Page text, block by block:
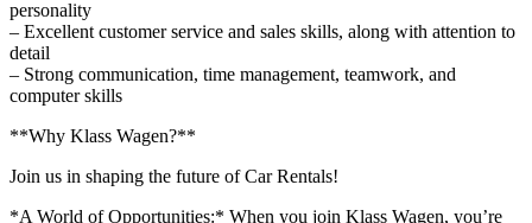
personality
– Excellent customer service and sales skills, along with attention to
detail
– Strong communication, time management, teamwork, and
computer skills
**Why Klass Wagen?**
Join us in shaping the future of Car Rentals!
*A World of Opportunities:* When you join Klass Wagen, you’re